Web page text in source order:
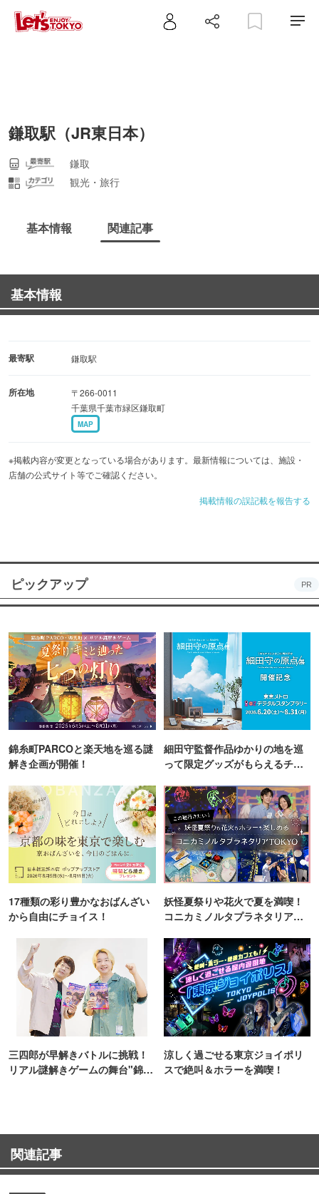
鎌取駅（JR東日本）
鎌取
観光・旅行
基本情報 関連記事
基本情報
最寄駅 鎌取駅
所在地
〒266-0011
千葉県千葉市緑区鎌取町
MAP
※掲載内容が変更となっている場合があります。最新情報については、施設・
店舗の公式サイト等でご確認ください。
掲載情報の誤記載を報告する
ピックアップ PR
錦糸町PARCOと楽天地を巡る謎
解き企画が開催！
細田守監督作品ゆかりの地を巡
って限定グッズがもらえるチャ
17種類の彩り豊かなおばんざい
から自由にチョイス！
妖怪夏祭りや花火で夏を満喫！
コニカミノルタプラネタリア
三四郎が早解きバトルに挑戦！
リアル謎解きゲームの舞台"錦糸
涼しく過ごせる東京ジョイポリ
スで絶叫＆ホラーを満喫！
関連記事